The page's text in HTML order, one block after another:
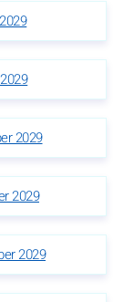
2029
2029
2029